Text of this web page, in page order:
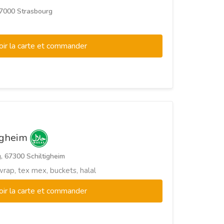
Strasbourg
la carte et commander
67300 Schiltigheim
tex mex, buckets, halal
la carte et commander